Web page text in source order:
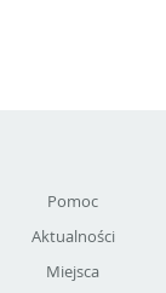
Pomoc
Aktualności
Miejsca